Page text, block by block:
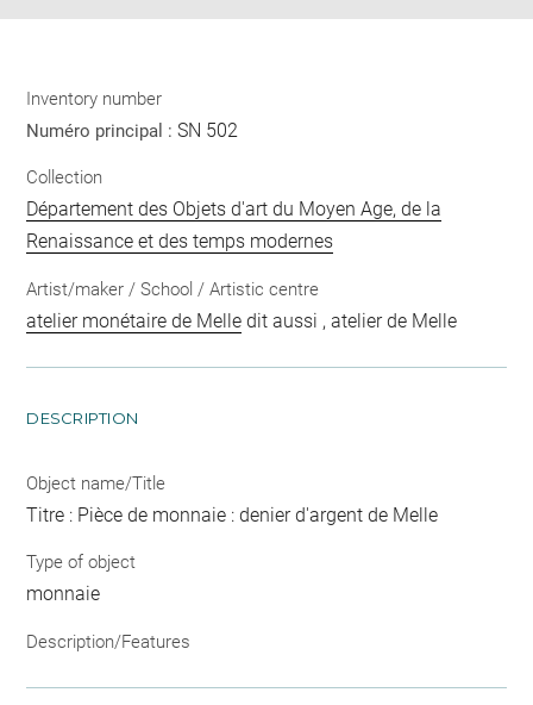
Inventory number
Numéro principal :SN 502
Collection
Département des Objets d'art du Moyen Age, de la
Renaissance et des temps modernes
Artist/maker / School / Artistic centre
atelier monétaire de Melle dit aussi , atelier de Melle
DESCRIPTION
Object name/Title
Titre : Pièce de monnaie : denier d'argent de Melle
Type of object
monnaie
Description/Features